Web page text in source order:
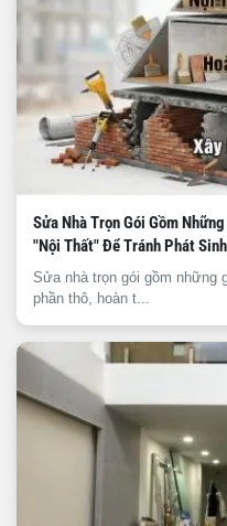
Sửa Nhà Trọn Gói Gồm
"Nội Thất" Để Tránh Phát Sinh
Sửa nhà trọn gói gồm những
phần thô, hoàn t...